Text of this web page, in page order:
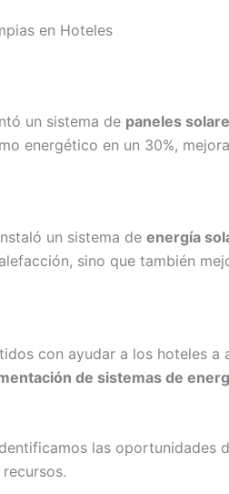
en Hoteles
un sistema de paneles
energético en un 30%,
un sistema de energía
sino que también
con ayudar a los hoteles
de sistemas de
las oportunidades